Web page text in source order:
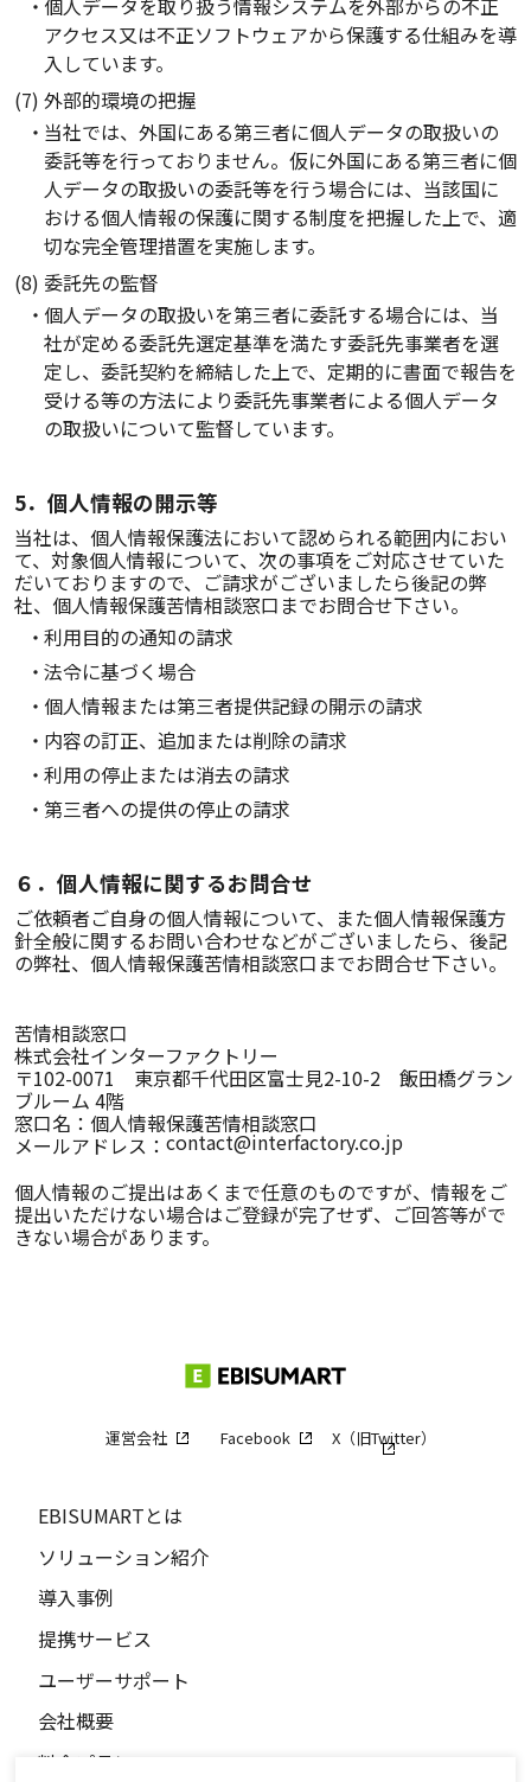
個人データを取り扱う情報システムを外部からの不正
アクセス又は不正ソフトウェアから保護する仕組みを導
入しています。
(7) 外部的環境の把握
当社では、外国にある第三者に個人データの取扱いの
委託等を行っておりません。仮に外国にある第三者に個
人データの取扱いの委託等を行う場合には、当該国に
おける個人情報の保護に関する制度を把握した上で、適
切な完全管理措置を実施します。
(8) 委託先の監督
個人データの取扱いを第三者に委託する場合には、当
社が定める委託先選定基準を満たす委託先事業者を選
定し、委託契約を締結した上で、定期的に書面で報告を
受ける等の方法により委託先事業者による個人データ
の取扱いについて監督しています。
5．個人情報の開示等
当社は、個人情報保護法において認められる範囲内におい
て、対象個人情報について、次の事項をご対応させていた
だいておりますので、ご請求がございましたら後記の弊
社、個人情報保護苦情相談窓口までお問合せ下さい。
利用目的の通知の請求
法令に基づく場合
個人情報または第三者提供記録の開示の請求
内容の訂正、追加または削除の請求
利用の停止または消去の請求
第三者への提供の停止の請求
６．個人情報に関するお問合せ
ご依頼者ご自身の個人情報について、また個人情報保護方
針全般に関するお問い合わせなどがございましたら、後記
の弊社、個人情報保護苦情相談窓口までお問合せ下さい。
苦情相談窓口
株式会社インターファクトリー
〒102-0071 東京都千代田区富士見2-10-2 飯田橋グラン
ブルーム 4階
窓口名：個人情報保護苦情相談窓口
メールアドレス：
個人情報のご提出はあくまで任意のものですが、情報をご
提出いただけない場合はご登録が完了せず、ご回答等がで
きない場合があります。
運営会社 Facebook X（旧Twitter）
EBISUMARTとは
ソリューション紹介
導入事例
提携サービス
ユーザーサポート
会社概要
料金プラン